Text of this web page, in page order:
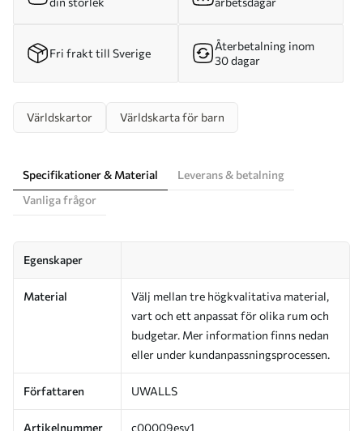
Fri frakt till Sverige
Återbetalning inom
30 dagar
Världskartor Världskarta för barn
Specifikationer & Material
Leverans & betalning
Vanliga frågor
Egenskaper
Material
Välj mellan tre högkvalitativa material,
vart och ett anpassat för olika rum och
budgetar. Mer information finns nedan
eller under kundanpassningsprocessen.
Författaren UWALLS
Artikelnummer c00009esv1